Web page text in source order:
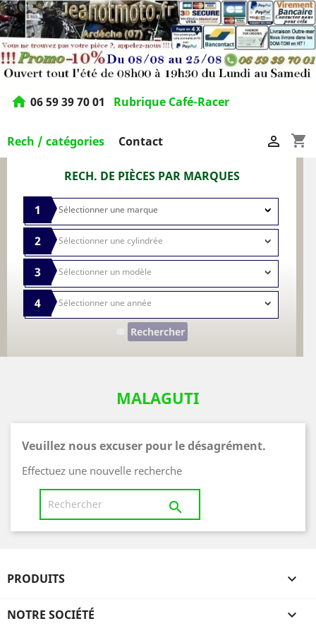
home 06 59 39 70 01 Rubrique Café-Racer
Rech / catégories Contact shopping_cart

RECH. DE PIÈCES PAR MARQUES
1
2
3
4
Rechercher
MALAGUTI
Veuillez nous excuser pour le désagrément.
Effectuez une nouvelle recherche

PRODUITS 
NOTRE SOCIÉTÉ 